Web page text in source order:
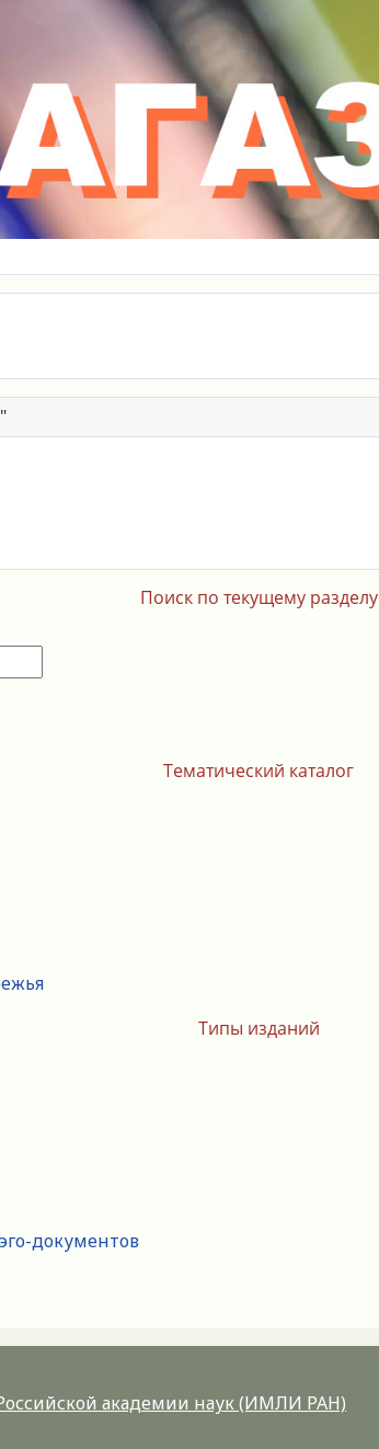
Тематический каталог
Типы изданий
документов
Поиск по текущему разделу
академии наук (ИМЛИ РАН)